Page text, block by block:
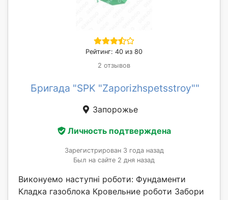
Рейтинг: 40 из 80
2 отзывов
Бригада "SPK "Zaporizhspetsstroy""
Запорожье
Личность подтверждена
Зарегистрирован 3 года назад
Был на сайте 2 дня назад
Виконуемо наступні роботи: Фундаменти
Кладка газоблока Кровельние роботи Забори